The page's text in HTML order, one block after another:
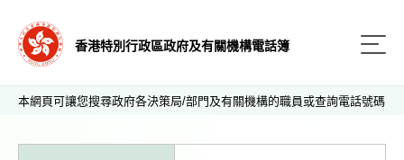
香港特別行政區政府及有關機構電話簿
本網頁可讓您搜尋政府各決策局/部門及有關機構的職員或查詢電話號碼